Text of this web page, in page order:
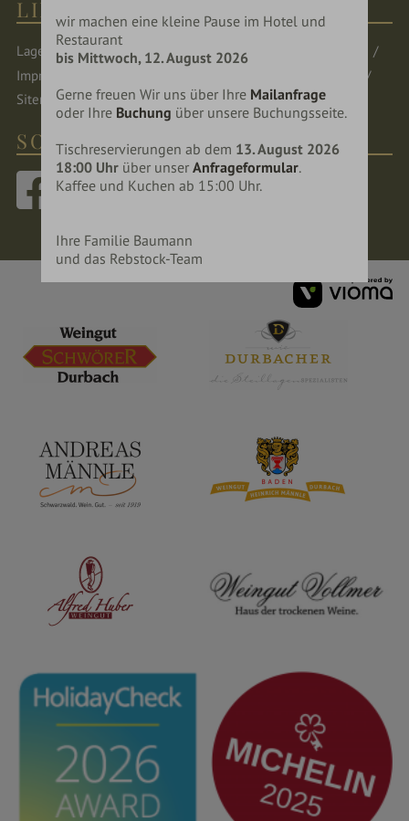
wir machen eine kleine Pause im Hotel und
Restaurant
bis Mittwoch, 12. August 2026
Gerne freuen Wir uns über Ihre Mailanfrage
oder Ihre Buchung über unsere Buchungsseite.
Tischreservierungen ab dem 13. August 2026
18:00 Uhrüber unser Anfrageformular.
Kaffee und Kuchen ab 15:00 Uhr.
Ihre Familie Baumann
und das Rebstock-Team
LINKS & SPRACHEN
Lage & Anreise Öffnungszeiten
Impressum
Sitemap
SOCIAL MEDIA